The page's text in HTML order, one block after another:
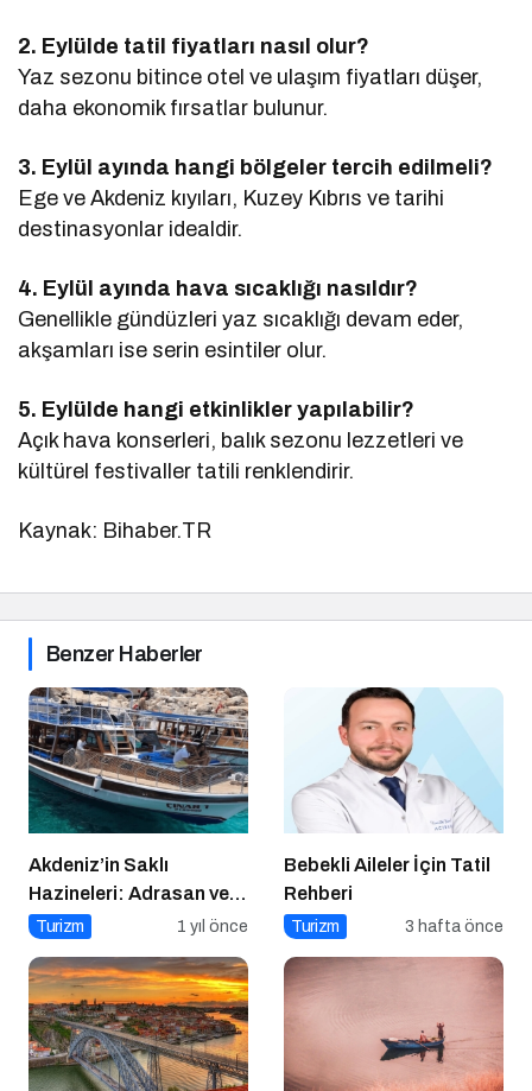
2. Eylülde tatil fiyatları nasıl olur?
Yaz sezonu bitince otel ve ulaşım fiyatları düşer,
daha ekonomik fırsatlar bulunur.
3. Eylül ayında hangi bölgeler tercih edilmeli?
Ege ve Akdeniz kıyıları, Kuzey Kıbrıs ve tarihi
destinasyonlar idealdir.
4. Eylül ayında hava sıcaklığı nasıldır?
Genellikle gündüzleri yaz sıcaklığı devam eder,
akşamları ise serin esintiler olur.
5. Eylülde hangi etkinlikler yapılabilir?
Açık hava konserleri, balık sezonu lezzetleri ve
kültürel festivaller tatili renklendirir.
Kaynak: Bihaber.TR
Benzer Haberler
Akdeniz’in Saklı
Hazineleri: Adrasan ve
Çevresi
Turizm 1 yıl önce
Bebekli Aileler İçin Tatil
Rehberi
Turizm 3 hafta önce